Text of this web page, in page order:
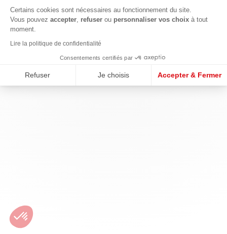
Certains cookies sont nécessaires au fonctionnement du site.
Vous pouvez accepter refuser ou personnaliser vos choix à tout
moment.
Lire la politique de confidentialité
Consentements certifiés par
Refuser Je choisis Accepter & Fermer
Axeptio consent